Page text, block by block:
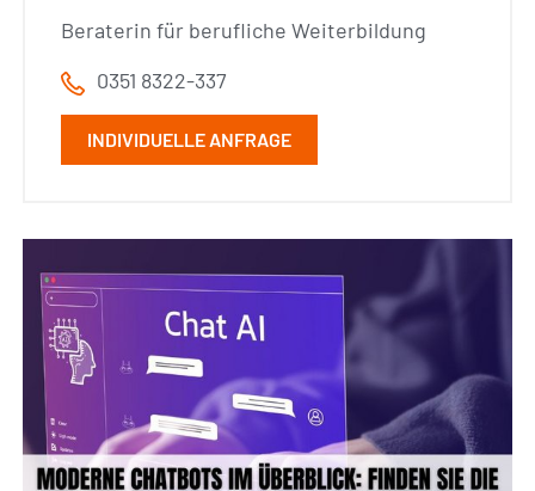
Beraterin für berufliche Weiterbildung
0351 8322-337
INDIVIDUELLE ANFRAGE